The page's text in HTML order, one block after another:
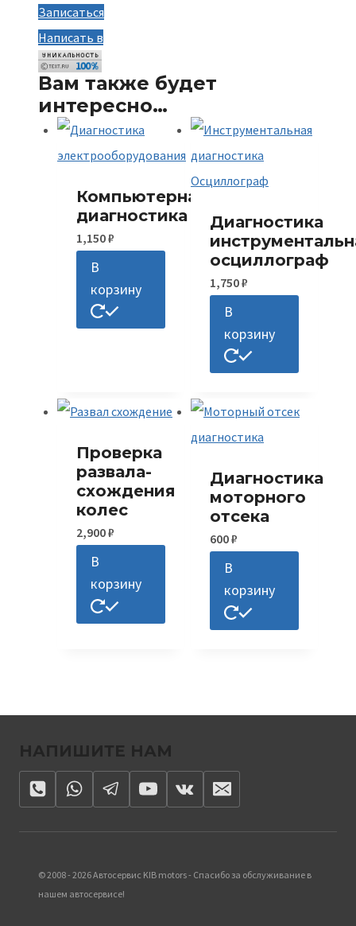
Записаться
Написать в
Вам также будет
интересно…
Компьютерная
диагностика
1,150₽
В
корзину
Диагностика
осциллограф
1,750₽
В
корзину
Проверка
развала-
схождения
колес
2,900₽
В
корзину
Диагностика
моторного
отсека
600₽
В
корзину
НАПИШИТЕ НАМ
© 2008 - 2026 Автосервис KIB motors - Спасибо за обслуживание в
нашем автосервисе!